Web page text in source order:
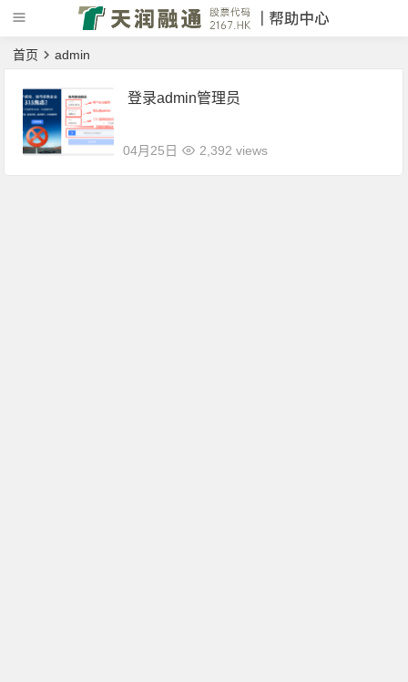
首页 admin
登录admin管理员
04月25日 2,392 views